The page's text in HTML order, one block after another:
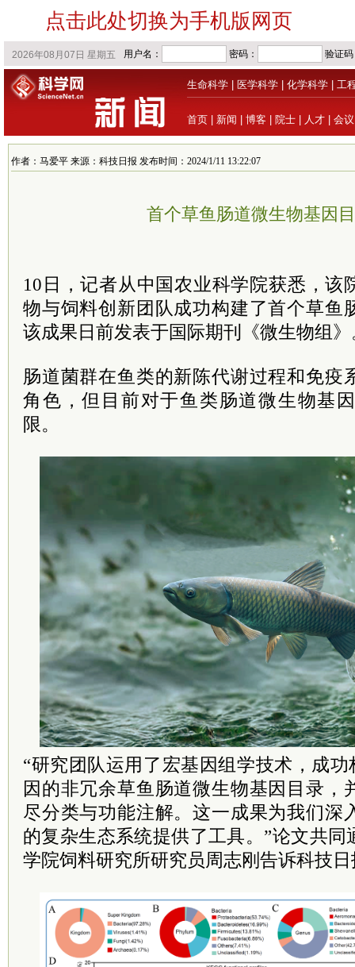
点击此处切换为手机版网页
生命科学 医学科学 化学科学 工
首页 新闻 博客 院士 人才 会议
作者：马爱平 来源：科技日报 发布时间：2024/1/11 13:22:07
首个草鱼肠道微生物基因
10日，记者从中国农业科学院获悉，该
物与饲料创新团队成功构建了首个草鱼
该成果日前发表于国际期刊《微生物组》
肠道菌群在鱼类的新陈代谢过程和免疫
角色，但目前对于鱼类肠道微生物基
限。
“研究团队运用了宏基因组学技术，成
因的非冗余草鱼肠道微生物基因目录，
尽分类与功能注解。这一成果为我们深
的复杂生态系统提供了工具。”论文共
学院饲料研究所研究员周志刚告诉科技